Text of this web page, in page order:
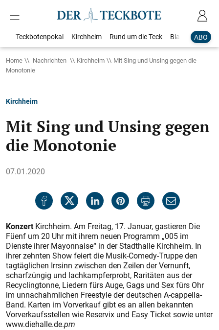
ABO
Teckbotenpokal Kirchheim Rund um die Teck Blaulicht
Home Nachrichten Kirchheim
Mit Sing und Unsing gegen die
Monotonie
Kirchheim
Mit Sing und Unsing gegen
die Monotonie
07.01.2020
Konzert Kirchheim. Am Freitag, 17. Januar, gastieren Die
Füenf um 20 Uhr mit ihrem neuen Programm „005 im
Dienste ihrer Mayonnaise“ in der Stadthalle Kirchheim. In
ihrer zehnten Show feiert die Musik-Comedy-Truppe den
tagtäglichen Irrsinn zwischen den Zeilen der Vernunft,
scharfzüngig und lachkampferprobt, Raritäten aus der
Recyclingtonne, Liedern fürs Auge, Gags und Sex fürs Ohr
im unnachahmlichen Freestyle der deutschen A-cappella-
Band. Karten im Vorverkauf gibt es an allen bekannten
Vorverkaufsstellen wie Reservix und Easy Ticket sowie unter
www.diehalle.de.pm